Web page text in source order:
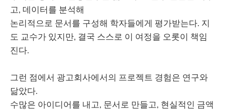
고, 데이터를 분석해
논리적으로 문서를 구성해 학자들에게 평가받는다. 지
도 교수가 있지만, 결국 스스로 이 여정을 오롯이 책임
진다.
그런 점에서 광고회사에서의 프로젝트 경험은 연구와
닮았다.
수많은 아이디어를 내고, 문서로 만들고, 현실적인 금액